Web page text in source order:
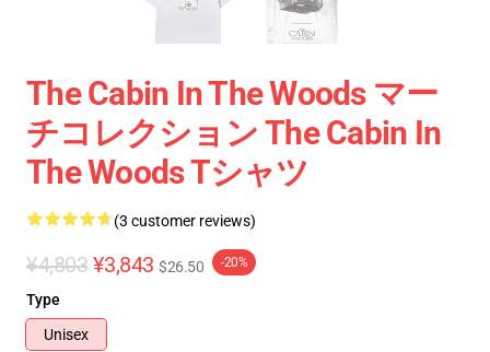
The Cabin In The Woods マー
チコレクション The Cabin In
The Woods Tシャツ
(3 customer reviews)
¥4,803 ¥3,843 $26.50 -20%
Type
Unisex